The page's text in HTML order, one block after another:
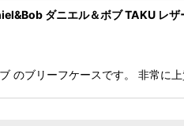
ダニエル＆ボブ TAKU レ
のブリーフケースです。 非常に